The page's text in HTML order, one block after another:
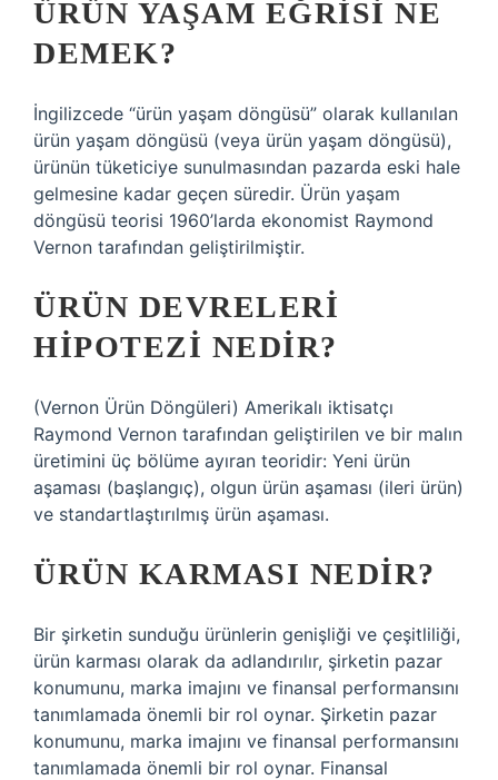
ÜRÜN YAŞAM EĞRISI NE
DEMEK?
İngilizcede “ürün yaşam döngüsü” olarak kullanılan
ürün yaşam döngüsü (veya ürün yaşam döngüsü),
ürünün tüketiciye sunulmasından pazarda eski hale
gelmesine kadar geçen süredir. Ürün yaşam
döngüsü teorisi 1960’larda ekonomist Raymond
Vernon tarafından geliştirilmiştir.
ÜRÜN DEVRELERI
HIPOTEZI NEDIR?
(Vernon Ürün Döngüleri) Amerikalı iktisatçı
Raymond Vernon tarafından geliştirilen ve bir malın
üretimini üç bölüme ayıran teoridir: Yeni ürün
aşaması (başlangıç), olgun ürün aşaması (ileri ürün)
ve standartlaştırılmış ürün aşaması.
ÜRÜN KARMASI NEDIR?
Bir şirketin sunduğu ürünlerin genişliği ve çeşitliliği,
ürün karması olarak da adlandırılır, şirketin pazar
konumunu, marka imajını ve finansal performansını
tanımlamada önemli bir rol oynar. Şirketin pazar
konumunu, marka imajını ve finansal performansını
tanımlamada önemli bir rol oynar. Finansal